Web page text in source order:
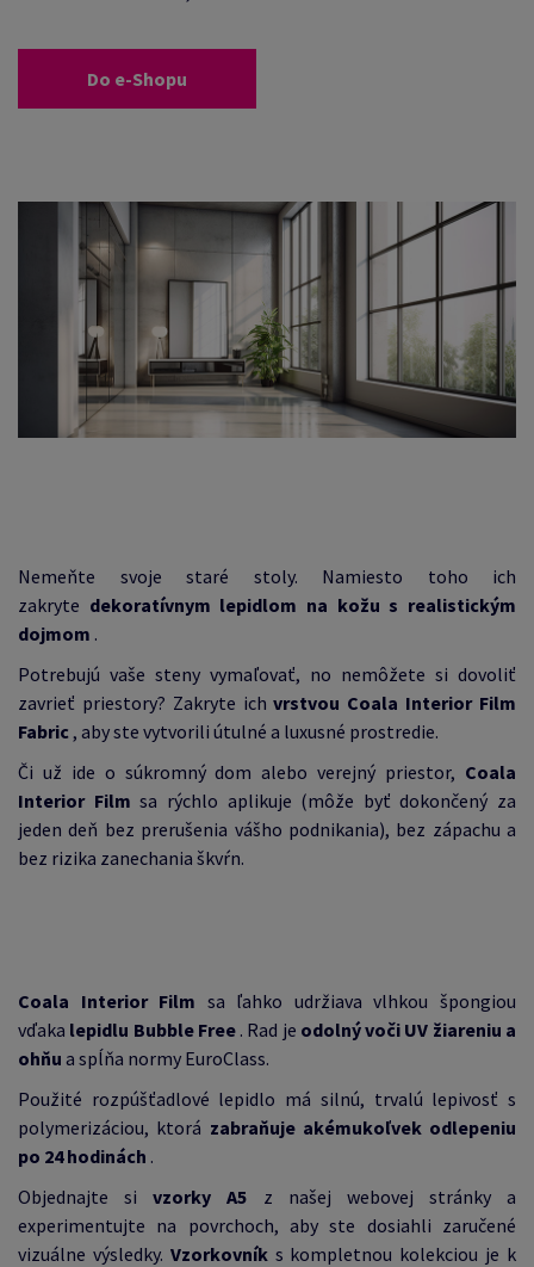
Do e-Shopu
Nemeňte svoje staré stoly. Namiesto toho ich
zakryte dekoratívnym lepidlom na kožu s realistickým
dojmom .
Potrebujú vaše steny vymaľovať, no nemôžete si dovoliť
zavrieť priestory? Zakryte ichvrstvou Coala Interior Film
Fabric , aby ste vytvorili útulné a luxusné prostredie.
Či už ide o súkromný dom alebo verejný priestor, Coala
Interior Film sa rýchlo aplikuje (môže byť dokončený za
jeden deň bez prerušenia vášho podnikania), bez zápachu a
bez rizika zanechania škvŕn.
Coala Interior Film sa ľahko udržiava vlhkou špongiou
vďaka lepidlu Bubble Free. Rad je odolný voči UV žiareniu a
ohňu a spĺňa normy EuroClass.
Použité rozpúšťadlové lepidlo má silnú, trvalú lepivosť s
polymerizáciou, ktorá zabraňuje akémukoľvek odlepeniu
po 24 hodinách .
Objednajte sivzorky A5 z našej webovej stránky a
experimentujte na povrchoch, aby ste dosiahli zaručené
vizuálne výsledky. Vzorkovník s kompletnou kolekciou je k